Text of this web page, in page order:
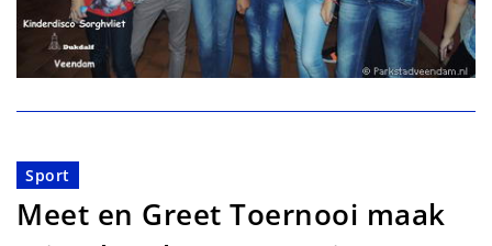
Sport
Meet en Greet Toernooi maak